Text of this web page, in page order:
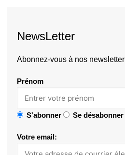
NewsLetter
Abonnez-vous à nos newsletter
Prénom
S'abonner Se désabonner
Votre email: